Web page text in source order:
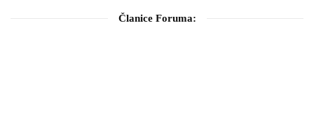
Članice Foruma: